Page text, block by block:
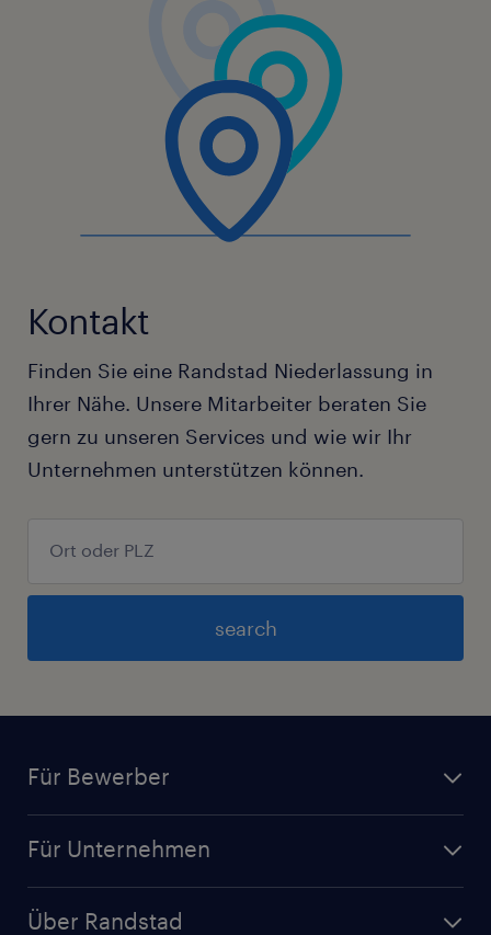
Kontakt
Finden Sie eine Randstad Niederlassung in
Ihrer Nähe. Unsere Mitarbeiter beraten Sie
gern zu unseren Services und wie wir Ihr
Unternehmen unterstützen können.
search
Für Bewerber
Für Unternehmen
Über Randstad